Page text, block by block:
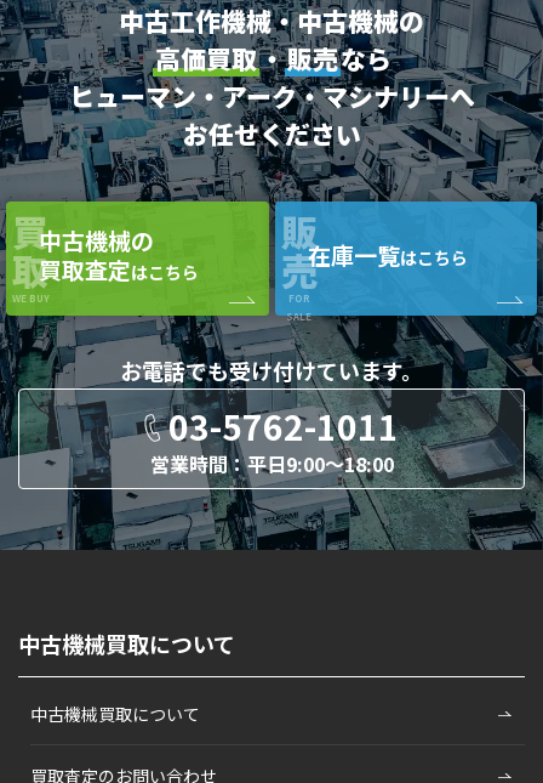
中古工作機械・中古機械の
高価買取・販売なら
ヒューマン・アーク・マシナリーへ
お任せください
買
取
WE BUY
中古機械の
買取査定はこちら
販
売
FOR
SALE
在庫一覧はこちら
お電話でも受け付けています。
03-5762-1011
営業時間：平日9:00〜18:00
中古機械買取について
中古機械買取について
買取査定のお問い合わせ